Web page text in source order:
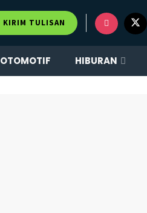
KIRIM TULISAN
OTOMOTIF HIBURAN